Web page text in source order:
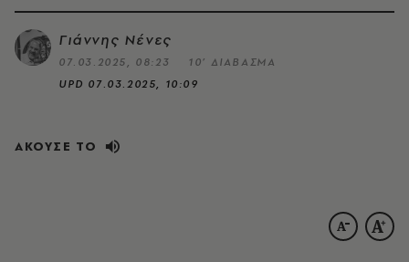
Γιάννης Νένες
07.03.2025, 08:23
10’ ΔΙΑΒΑΣΜΑ
UPD 07.03.2025, 10:09
ΑΚΟΥΣΕ ΤΟ